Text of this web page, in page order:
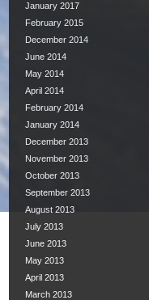
January 2017
February 2015
December 2014
June 2014
May 2014
April 2014
February 2014
January 2014
December 2013
November 2013
October 2013
September 2013
August 2013
July 2013
June 2013
May 2013
April 2013
March 2013